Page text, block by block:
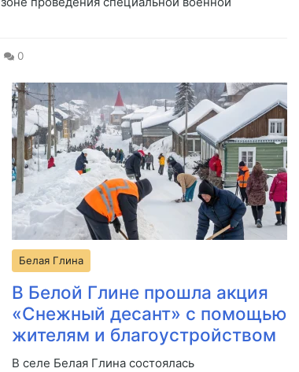
0
Белая Глина
В Белой Глине прошла акция
«Снежный десант» с помощью
жителям и благоустройством
В селе Белая Глина состоялась